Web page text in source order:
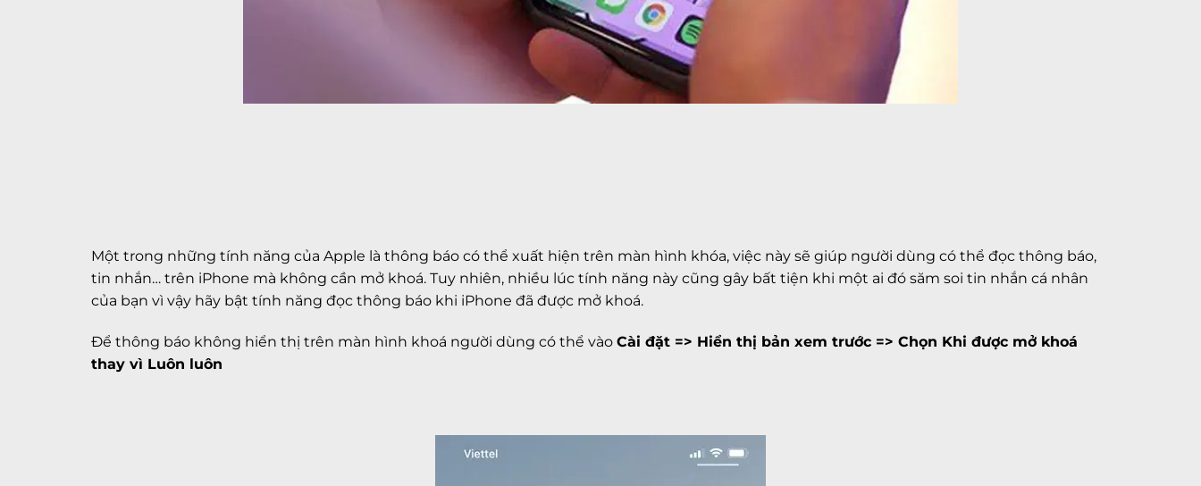
Một trong những tính năng của Apple là thông báo có thể xuất hiện trên màn hình khóa, việc này sẽ giúp người dùng có thể đọc thông báo,
tin nhắn… trên iPhone mà không cần mở khoá. Tuy nhiên, nhiều lúc tính năng này cũng gây bất tiện khi một ai đó săm soi tin nhắn cá nhân
của bạn vì vậy hãy bật tính năng đọc thông báo khi iPhone đã được mở khoá.
Để thông báo không hiển thị trên màn hình khoá người dùng có thể vào Cài đặt => Hiển thị bản xem trước => Chọn Khi được mở khoá
thay vì Luôn luôn